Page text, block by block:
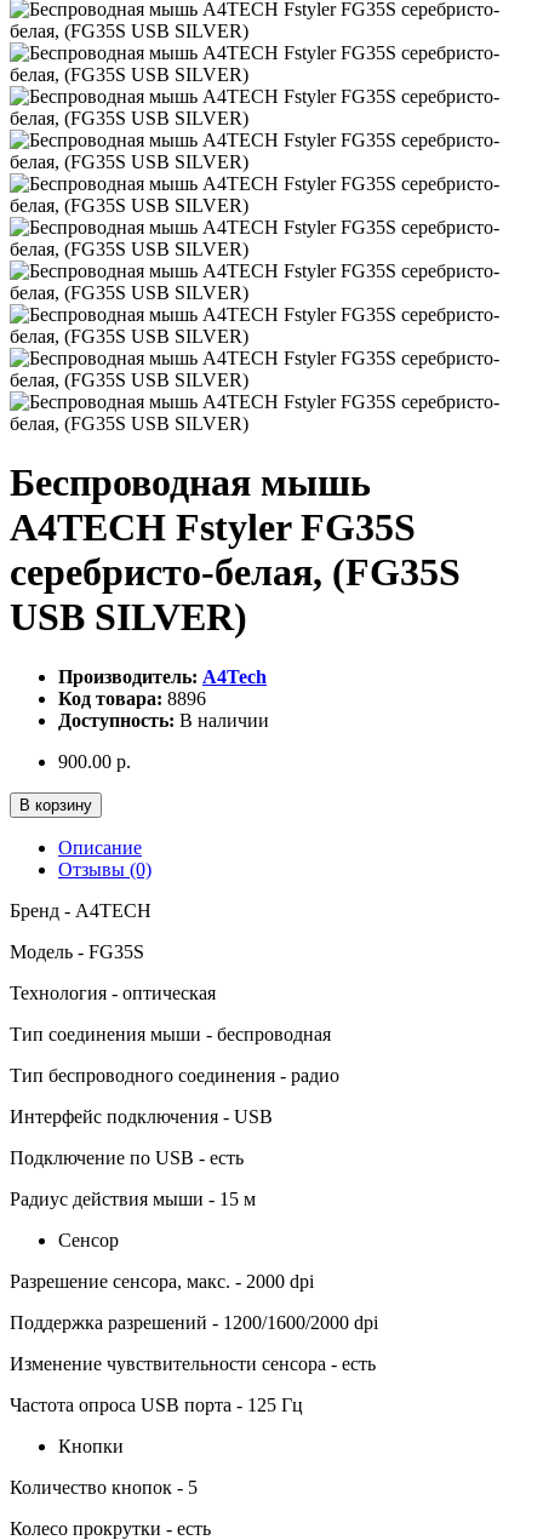
Беспроводная мышь
A4TECH Fstyler FG35S
серебристо-белая, (FG35S
USB SILVER)
Производитель: A4Tech
Код товара: 8896
Доступность: В наличии
900.00 р.
В корзину
Описание
Отзывы (0)
Бренд - A4TECH
Модель - FG35S
Технология - оптическая
Тип соединения мыши - беспроводная
Тип беспроводного соединения - радио
Интерфейс подключения - USB
Подключение по USB - есть
Радиус действия мыши - 15 м
Сенсор
Разрешение сенсора, макс. - 2000 dpi
Поддержка разрешений - 1200/1600/2000 dpi
Изменение чувствительности сенсора - есть
Частота опроса USB порта - 125 Гц
Кнопки
Количество кнопок - 5
Колесо прокрутки - есть